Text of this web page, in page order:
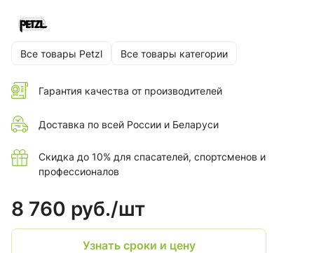
Все товары Petzl Все товары категории
Гарантия качества от производителей
Доставка по всей России и Беларуси
Скидка до 10% для спасателей, спортсменов и
профессионалов
8 760 руб./шт
Узнать сроки и цену